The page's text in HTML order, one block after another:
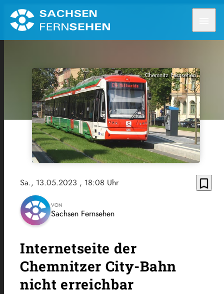
Chemnitz Fernsehen
Sa., 13.05.2023 , 18:08 Uhr bookmark_border
VON
Sachsen Fernsehen
Internetseite der
Chemnitzer City-Bahn
nicht erreichbar